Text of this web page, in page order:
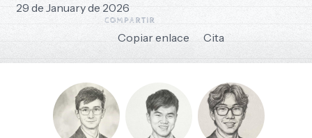
29 de January de 2026
COMPARTIR
Copiar enlace Cita